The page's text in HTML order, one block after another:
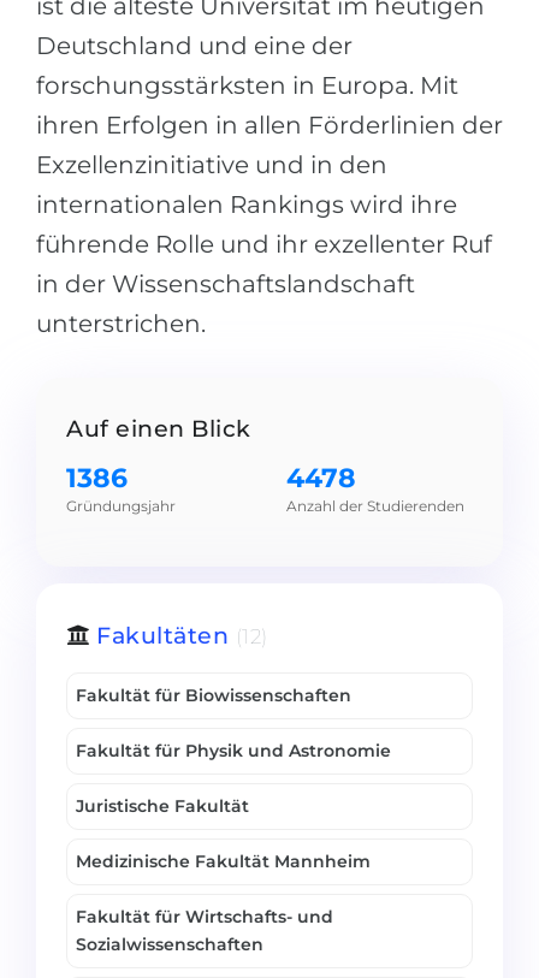
Städte
BERUFE
Berufe
Studienfächer
BERUFSORIENTIERUNG
Holland-Test
Erfolg
100%
BERATUNG!
BEWERBEN FÜR FACHRICHTUNG …
Medizin
Ingenieurwesen
Physik
Management
Kasachstan
Aserbaidschan
ist die älteste Universität im heutigen
Deutschland und eine der
forschungsstärksten in Europa. Mit
ihren Erfolgen in allen Förderlinien der
Exzellenzinitiative und in den
internationalen Rankings wird ihre
führende Rolle und ihr exzellenter Ruf
in der Wissenschaftslandschaft
unterstrichen.
Auf einen Blick
1386
Gründungsjahr
4478
Anzahl der Studierenden
Fakultäten (12)
Fakultät für Biowissenschaften
Fakultät für Physik und Astronomie
Juristische Fakultät
Medizinische Fakultät Mannheim
Fakultät für Wirtschafts- und
Sozialwissenschaften